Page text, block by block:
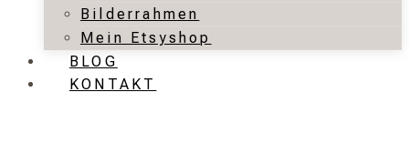
Bilderrahmen
Mein Etsyshop
BLOG
KONTAKT